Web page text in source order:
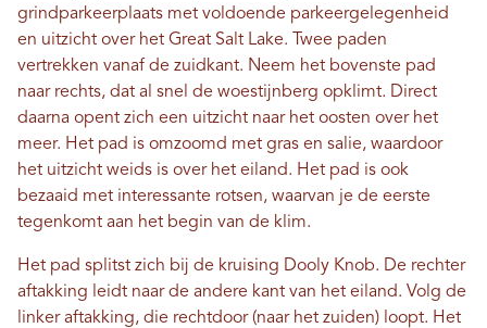
grindparkeerplaats met voldoende parkeergelegenheid
en uitzicht over het Great Salt Lake. Twee paden
vertrekken vanaf de zuidkant. Neem het bovenste pad
naar rechts, dat al snel de woestijnberg opklimt. Direct
daarna opent zich een uitzicht naar het oosten over het
meer. Het pad is omzoomd met gras en salie, waardoor
het uitzicht weids is over het eiland. Het pad is ook
bezaaid met interessante rotsen, waarvan je de eerste
tegenkomt aan het begin van de klim.
Het pad splitst zich bij de kruising Dooly Knob. De rechter
aftakking leidt naar de andere kant van het eiland. Volg de
linker aftakking, die rechtdoor (naar het zuiden) loopt. Het